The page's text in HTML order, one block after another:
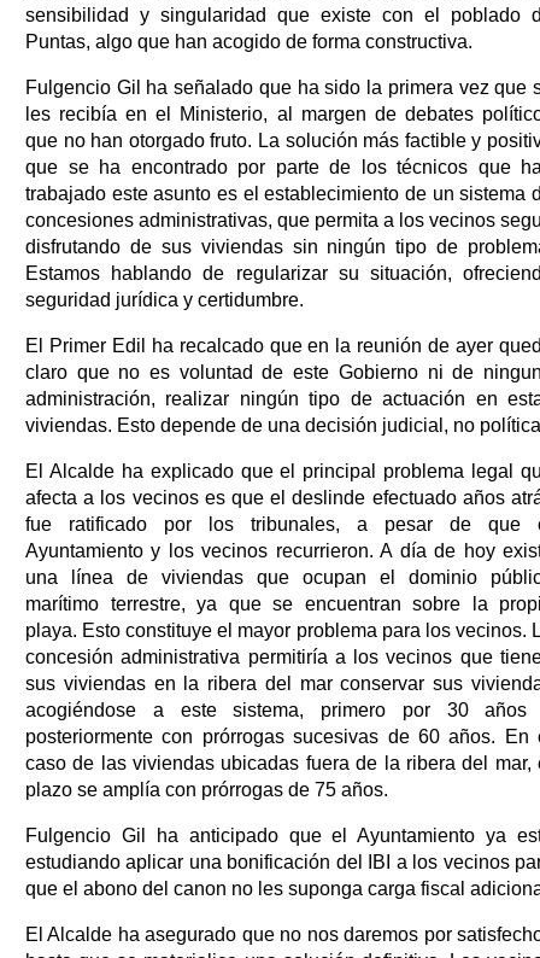
sensibilidad y singularidad que existe con el poblado
Puntas, algo que han acogido de forma constructiva.
Fulgencio Gil ha señalado que ha sido la primera vez que
les recibía en el Ministerio, al margen de debates
que no han otorgado fruto. La solución más factible y
que se ha encontrado por parte de los técnicos que
trabajado este asunto es el establecimiento de un sistema
concesiones administrativas, que permita a los vecinos
disfrutando de sus viviendas sin ningún tipo de
Estamos hablando de regularizar su situación,
seguridad jurídica y certidumbre.
El Primer Edil ha recalcado que en la reunión de ayer
claro que no es voluntad de este Gobierno ni de
administración, realizar ningún tipo de actuación en
viviendas. Esto depende de una decisión judicial, no
El Alcalde ha explicado que el principal problema legal
afecta a los vecinos es que el deslinde efectuado años
fue ratificado por los tribunales, a pesar de que
Ayuntamiento y los vecinos recurrieron. A día de hoy
una línea de viviendas que ocupan el dominio
marítimo terrestre, ya que se encuentran sobre la
playa. Esto constituye el mayor problema para los vecinos.
concesión administrativa permitiría a los vecinos que
sus viviendas en la ribera del mar conservar sus
acogiéndose a este sistema, primero por 30 años
posteriormente con prórrogas sucesivas de 60 años. En
caso de las viviendas ubicadas fuera de la ribera del mar,
plazo se amplía con prórrogas de 75 años.
Fulgencio Gil ha anticipado que el Ayuntamiento ya
estudiando aplicar una bonificación del IBI a los vecinos
que el abono del canon no les suponga carga fiscal
El Alcalde ha asegurado que no nos daremos por